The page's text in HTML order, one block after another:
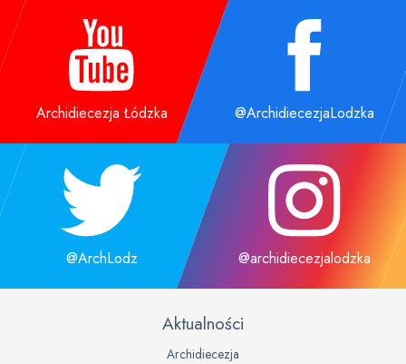
Archidiecezja Łódzka @ArchidiecezjaLodzka
@ArchLodz @archidiecezjalodzka
Aktualności
Archidiecezja